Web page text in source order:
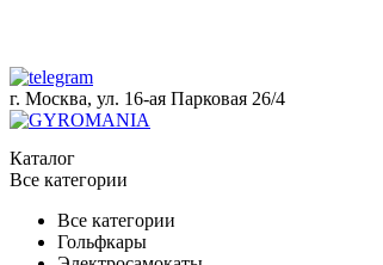
г. Москва, ул. 16-ая Парковая 26/4
Каталог
Все категории
Все категории
Гольфкары